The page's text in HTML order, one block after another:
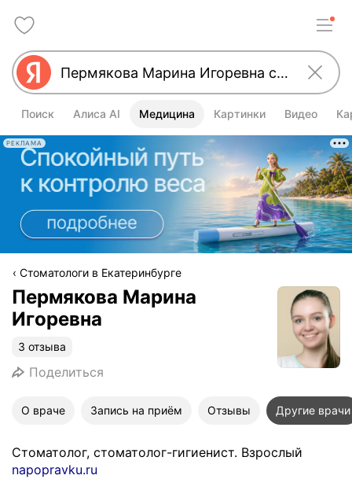
Поиск Алиса AI Медицина Картинки Видео
РЕКЛАМА
Стоматологи в Екатеринбурге
Пермякова Марина
Игоревна
3 отзыва
Поделиться
О враче Запись на приём Отзывы Другие врачи
Стоматолог, стоматолог-гигиенист. Взрослый
napopravku.ru